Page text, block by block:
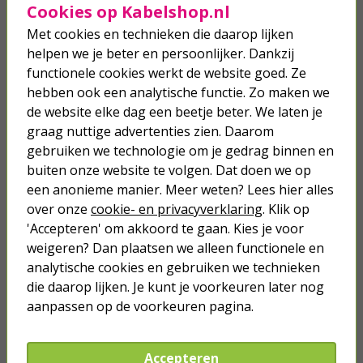
mengsel ontstaat een flexibele substantie die gegoten kan
worden om producten te creëren zoals een wasbak van beton.
Wanneer je jouw fonteinset gaat schoonmaken kun je de
wasbak prima meenemen in het proces. Beton is makkelijk af te
nemen met een nat een nat doekje, omdat beton goed bestand
is tegen water. Dit komt doordat dit soort beton vaak bewerkt
wordt met een speciale laag waardoor de poreuze bovenlaag
goed beschermd wordt. Let daarom op met het gebruik van
schoonmaakmiddelen die een hoge pH waarde hebben, want
die tasten deze bovenlaag aan waardoor jouw fonteinset zijn
glans verliest.
Praktische oplossing voor toilet of badkamer:
betonlook fonteinset
Wasbakken van beton heb je in verschillende vormen een
maten en passen ideaal bij matzwarte of verchroomde kranen.
Om ruimte te besparen kun je bijvoorbeeld kiezen voor een
hoekfontein met ronde wasbak. Als je genoeg ruimte te
besteden hebt, dan kun je gaan voor een rechthoekige wastafel
met een kraan gepositioneerd aan de linkerkant, rechterkant of
voor verschillende opties zoals een zeepdispenser,
Cookies op Kabelshop.nl
Met cookies en technieken die daarop lijken
helpen we je beter en persoonlijker. Dankzij
functionele cookies werkt de website goed. Ze
hebben ook een analytische functie. Zo maken we
de website elke dag een beetje beter. We laten je
graag nuttige advertenties zien. Daarom
gebruiken we technologie om je gedrag binnen en
buiten onze website te volgen. Dat doen we op
een anonieme manier. Meer weten? Lees hier alles
over onze cookie- en privacyverklaring. Klik op
'Accepteren' om akkoord te gaan. Kies je voor
weigeren? Dan plaatsen we alleen functionele en
analytische cookies en gebruiken we technieken
die daarop lijken. Je kunt je voorkeuren later nog
aanpassen op de voorkeuren pagina.
Accepteren